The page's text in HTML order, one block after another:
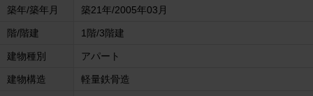
築年/築年月 築21年/2005年03月
階/階建 1階/3階建
建物種別 アパート
建物構造 軽量鉄骨造